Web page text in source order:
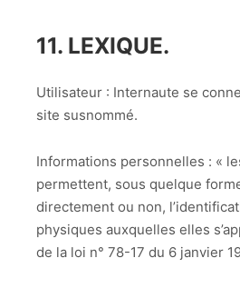
11. LEXIQUE.
Utilisateur : Internaute se
site susnommé.
Informations personnelles : «
permettent, sous quelque
directement ou non,
physiques auxquelles elles
de la loi n° 78-17 du 6 janvier